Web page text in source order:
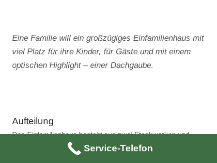
Eine Familie will ein großzügiges Einfamilienhaus mit
viel Platz für ihre Kinder, für Gäste und mit einem
optischen Highlight – einer Dachgaube.
Aufteilung
Das Einfamilienhaus besteht aus zwei Stockwerken und
einem Keller unter der Garage. Wir betreten das Haus
Service-Telefon